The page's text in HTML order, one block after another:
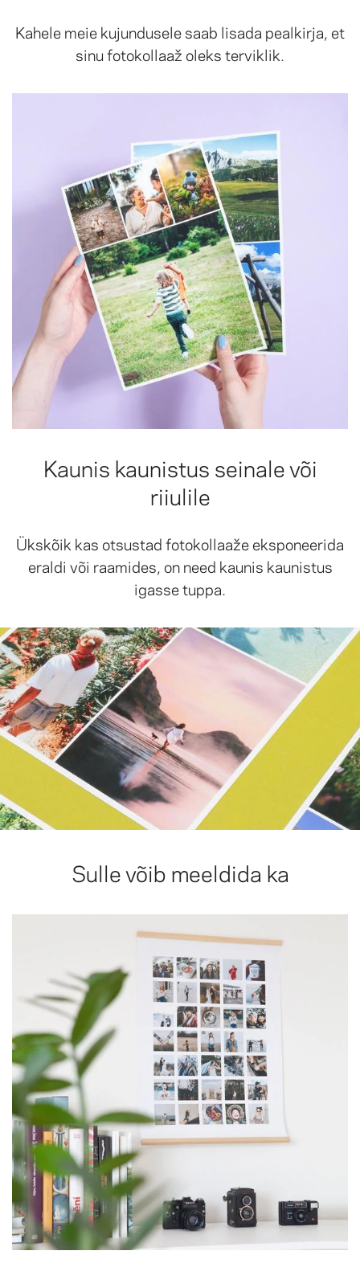
Kahele meie kujundusele saab lisada pealkirja, et
sinu fotokollaaž oleks terviklik.
Kaunis kaunistus seinale või
riiulile
Ükskõik kas otsustad fotokollaaže eksponeerida
eraldi või raamides, on need kaunis kaunistus
igasse tuppa.
Sulle võib meeldida ka